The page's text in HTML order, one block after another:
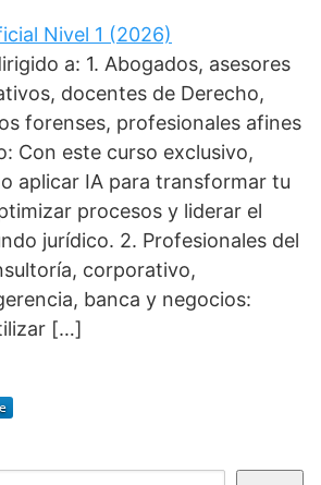
Nivel 1 (2026)
a: 1. Abogados, asesores
docentes de Derecho,
forenses, profesionales afines
Con este curso exclusivo,
aplicar IA para transformar tu
procesos y liderar el
jurídico. 2. Profesionales del
corporativo,
banca y negocios:
[…]